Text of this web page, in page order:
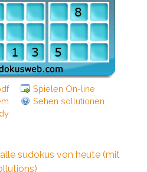
Spielen On-line
Sehen sollutionen
sudokus von heute (mit